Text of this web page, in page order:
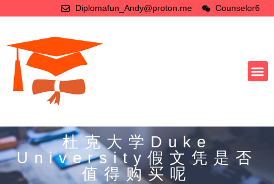
Diplomafun_Andy@proton.me Counselor6
杜克大学Duke
University假文凭是否
值得购买呢